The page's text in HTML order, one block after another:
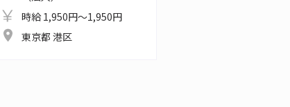
時給 1,950円～1,950円
東京都 港区